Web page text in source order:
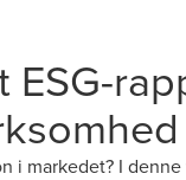
ESG-
markedet? I